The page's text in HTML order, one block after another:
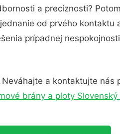
a precíznosti?
od prvého
prípadnej
a kontaktujte
brány a ploty Slovenský